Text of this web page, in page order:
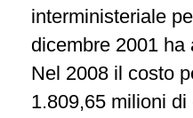
interministeriale
dicembre 2001
Nel 2008 il costo
1.809,65 milioni